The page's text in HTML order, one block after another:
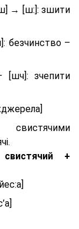
→ [ш:]: зшити
безчинство –
зчепити
свистячими
+